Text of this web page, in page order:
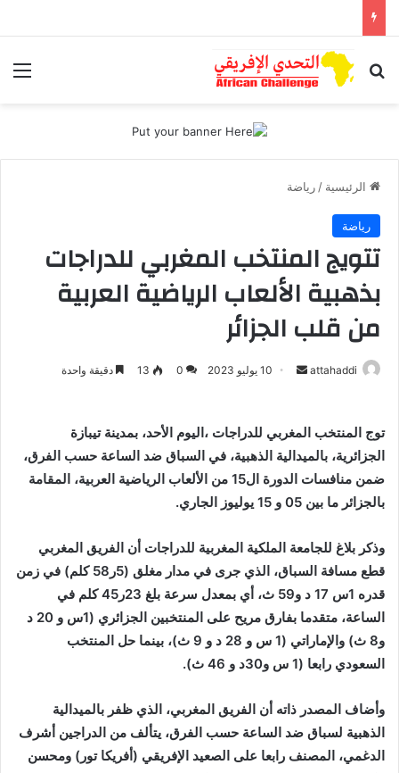
بحث عن
الرئيسية / رياضة
رياضة
تتويج المنتخب المغربي للدراجات
بذهبية الألعاب الرياضية العربية
من قلب الجزائر
attahaddi
أرسل 10 يوليو 2023 0
13 دقيقة واحدة
توج المنتخب المغربي للدراجات ،اليوم الأحد، بمدينة تيبازة
الجزائرية، بالميدالية الذهبية، في السباق ضد الساعة حسب الفرق،
ضمن منافسات الدورة ال15 من الألعاب الرياضية العربية، المقامة
بالجزائر ما بين 05 و 15 يوليوز الجاري.
وذكر بلاغ للجامعة الملكية المغربية للدراجات أن الفريق المغربي
قطع مسافة السباق، الذي جرى في مدار مغلق (5ر58 كلم) في زمن
قدره 1س 17 د و59 ث، أي بمعدل سرعة بلغ 23ر45 كلم في
الساعة، متقدما بفارق مريح على المنتخبين الجزائري (1س و 20 د
و8 ث) والإماراتي (1 س و 28 د و 9 ث)، بينما حل المنتخب
السعودي رابعا (1 س و30د و 46 ث).
وأضاف المصدر ذاته أن الفريق المغربي، الذي ظفر بالميدالية
الذهبية لسباق ضد الساعة حسب الفرق، يتألف من الدراجين أشرف
الدغمي، المصنف رابعا على الصعيد الإفريقي (أفريكا تور) ومحسن